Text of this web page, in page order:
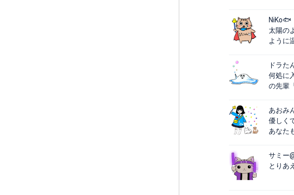
NiKo🐟
太陽の
ように
ドラた
何処に
の先輩
あおみ
優しく
あなた
サミー
とりあ